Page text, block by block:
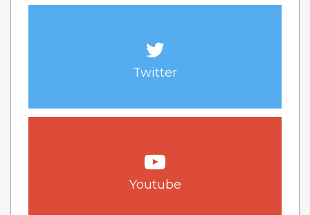
Twitter
Youtube